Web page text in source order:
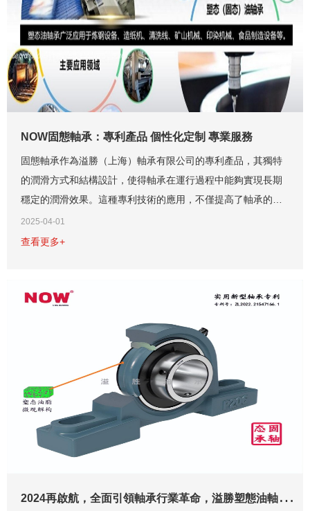
NOW固態軸承：專利產品 個性化定制 專業服務
固態軸承作為溢勝（上海）軸承有限公司的專利產品，其獨特
的潤滑方式和結構設計，使得軸承在運行過程中能夠實現長期
穩定的潤滑效果。這種專利技術的應用，不僅提高了軸承的使
用壽命，還大大降低了設備的維護成本。與市面上許多類似產
品相比，固態軸承在技術上具有顯著的優勢。...
2025-04-01
查看更多+
2
024再啟航，全面引領軸承行業革命，溢勝塑態油軸承您的理想選擇